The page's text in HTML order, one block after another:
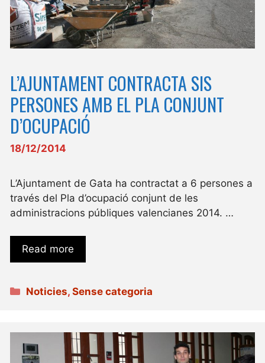
L’AJUNTAMENT CONTRACTA SIS
PERSONES AMB EL PLA CONJUNT
D’OCUPACIÓ
18/12/2014
L’Ajuntament de Gata ha contractat a 6 persones a
través del Pla d’ocupació conjunt de les
administracions públiques valencianes 2014. …
Read more
Categories
Noticies,Sense categoria